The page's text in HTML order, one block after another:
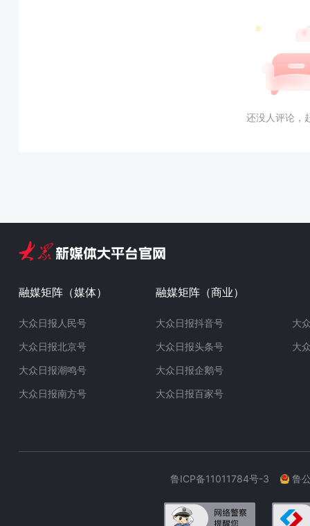
还没人评论，
融媒矩阵（媒体）
大众日报人民号
大众日报北京号
大众日报潮鸣号
大众日报南方号
融媒矩阵（商业）
大众日报抖音号
大众日报头条号
大众日报企鹅号
大众日报百家号
大
大
鲁ICP备11011784号-3 鲁